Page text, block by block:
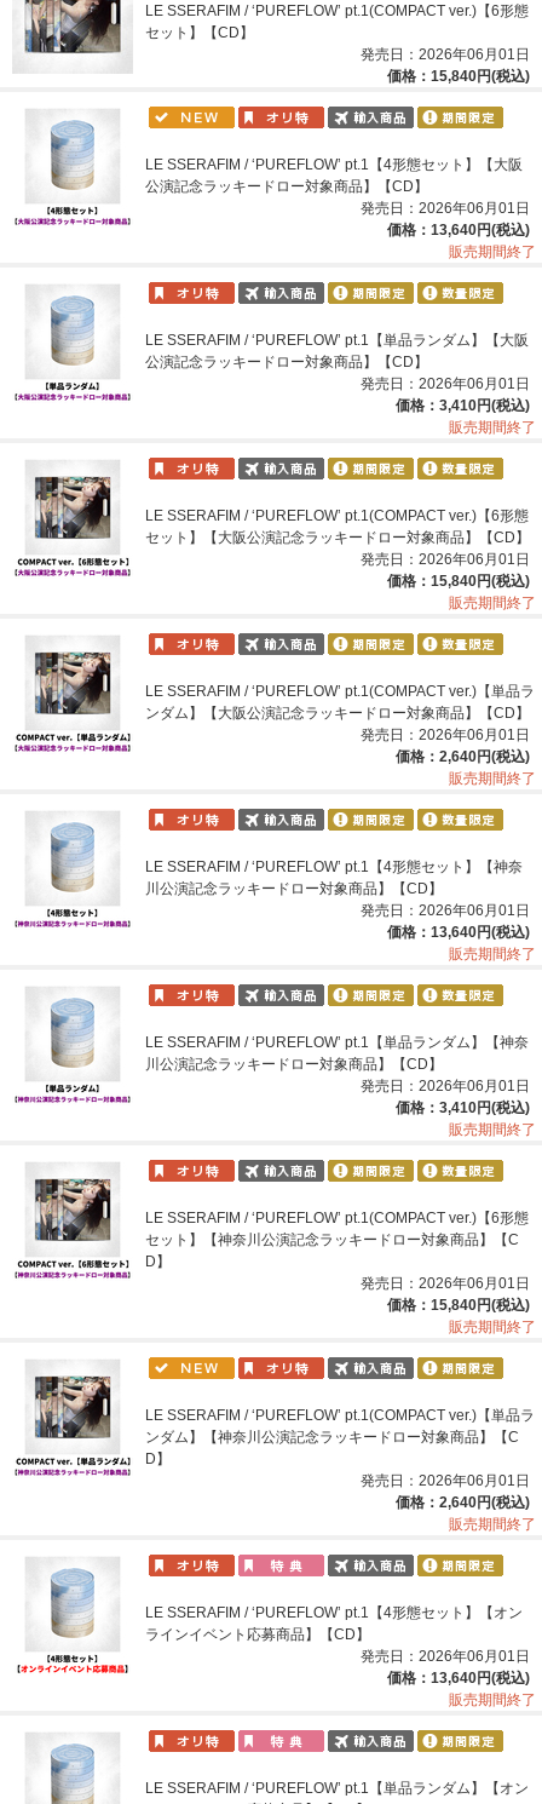
LE SSERAFIM / ‘PUREFLOW’ pt.1(COMPACT ver.)【6形態
セット】【CD】
発売日：2026年06月01日
価格：15,840円(税込)
LE SSERAFIM / ‘PUREFLOW’ pt.1【4形態セット】【大阪
公演記念ラッキードロー対象商品】【CD】
発売日：2026年06月01日
価格：13,640円(税込)
販売期間終了
LE SSERAFIM / ‘PUREFLOW’ pt.1【単品ランダム】【大阪
公演記念ラッキードロー対象商品】【CD】
発売日：2026年06月01日
価格：3,410円(税込)
販売期間終了
LE SSERAFIM / ‘PUREFLOW’ pt.1(COMPACT ver.)【6形態
セット】【大阪公演記念ラッキードロー対象商品】【CD】
発売日：2026年06月01日
価格：15,840円(税込)
販売期間終了
LE SSERAFIM / ‘PUREFLOW’ pt.1(COMPACT ver.)【単品ラ
ンダム】【大阪公演記念ラッキードロー対象商品】【CD】
発売日：2026年06月01日
価格：2,640円(税込)
販売期間終了
LE SSERAFIM / ‘PUREFLOW’ pt.1【4形態セット】【神奈
川公演記念ラッキードロー対象商品】【CD】
発売日：2026年06月01日
価格：13,640円(税込)
販売期間終了
LE SSERAFIM / ‘PUREFLOW’ pt.1【単品ランダム】【神奈
川公演記念ラッキードロー対象商品】【CD】
発売日：2026年06月01日
価格：3,410円(税込)
販売期間終了
LE SSERAFIM / ‘PUREFLOW’ pt.1(COMPACT ver.)【6形態
セット】【神奈川公演記念ラッキードロー対象商品】【C
D】
発売日：2026年06月01日
価格：15,840円(税込)
販売期間終了
LE SSERAFIM / ‘PUREFLOW’ pt.1(COMPACT ver.)【単品ラ
ンダム】【神奈川公演記念ラッキードロー対象商品】【C
D】
発売日：2026年06月01日
価格：2,640円(税込)
販売期間終了
LE SSERAFIM / ‘PUREFLOW’ pt.1【4形態セット】【オン
ラインイベント応募商品】【CD】
発売日：2026年06月01日
価格：13,640円(税込)
販売期間終了
LE SSERAFIM / ‘PUREFLOW’ pt.1【単品ランダム】【オン